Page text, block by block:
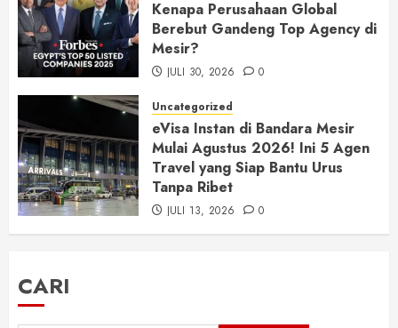
Kenapa Perusahaan Global
Berebut Gandeng Top Agency di
Mesir?
JULI 30, 2026 0
Uncategorized
eVisa Instan di Bandara Mesir
Mulai Agustus 2026! Ini 5 Agen
Travel yang Siap Bantu Urus
Tanpa Ribet
JULI 13, 2026 0
CARI